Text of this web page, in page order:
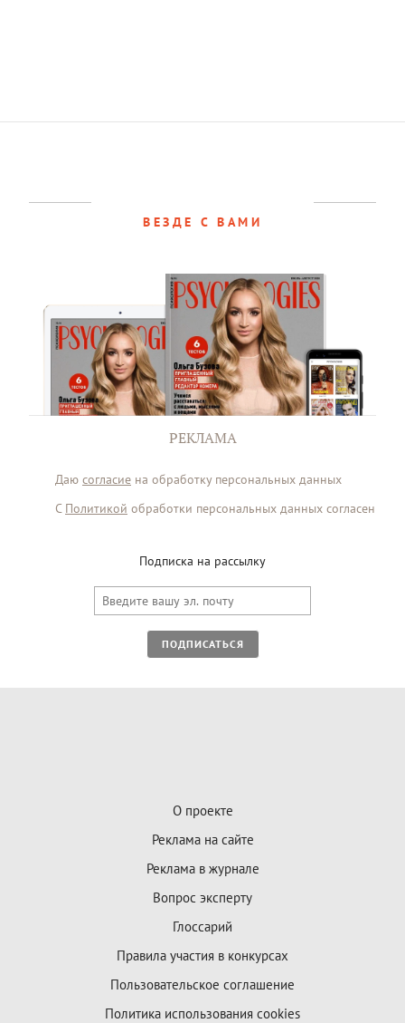
ВЕЗДЕ С ВАМИ
РЕКЛАМА
Даю согласие на обработку персональных данных
С Политикой обработки персональных данных согласен
Подписка на рассылку
ПОДПИСАТЬСЯ
О проекте
Реклама на сайте
Реклама в журнале
Вопрос эксперту
Глоссарий
Правила участия в конкурсах
Пользовательское соглашение
Политика использования cookies